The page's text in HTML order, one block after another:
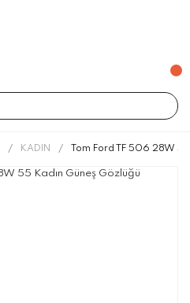
KADIN Tom Ford TF 506 28W